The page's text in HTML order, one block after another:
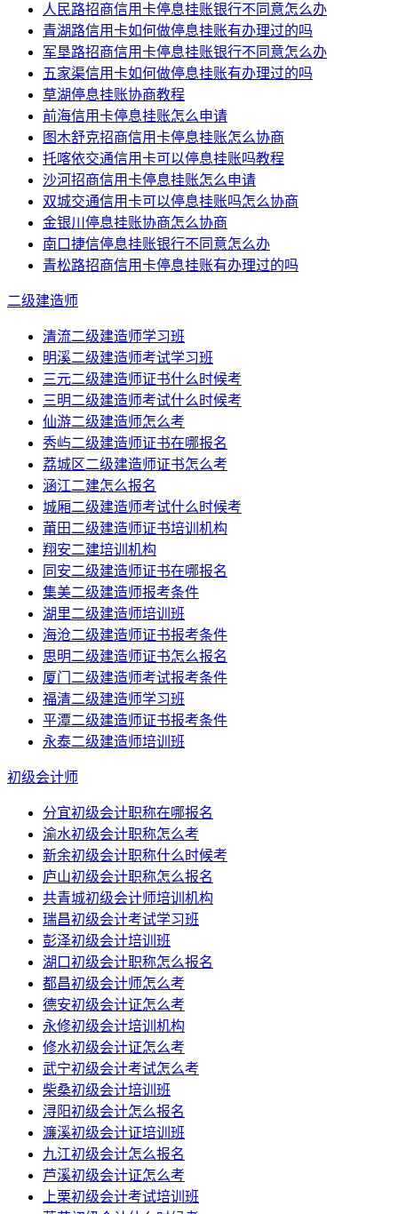
人民路招商信用卡停息挂账银行不同意怎么办
青湖路信用卡如何做停息挂账有办理过的吗
军垦路招商信用卡停息挂账银行不同意怎么办
五家渠信用卡如何做停息挂账有办理过的吗
草湖停息挂账协商教程
前海信用卡停息挂账怎么申请
图木舒克招商信用卡停息挂账怎么协商
托喀依交通信用卡可以停息挂账吗教程
沙河招商信用卡停息挂账怎么申请
双城交通信用卡可以停息挂账吗怎么协商
金银川停息挂账协商怎么协商
南口捷信停息挂账银行不同意怎么办
青松路招商信用卡停息挂账有办理过的吗
二级建造师
清流二级建造师学习班
明溪二级建造师考试学习班
三元二级建造师证书什么时候考
三明二级建造师考试什么时候考
仙游二级建造师怎么考
秀屿二级建造师证书在哪报名
荔城区二级建造师证书怎么考
涵江二建怎么报名
城厢二级建造师考试什么时候考
莆田二级建造师证书培训机构
翔安二建培训机构
同安二级建造师证书在哪报名
集美二级建造师报考条件
湖里二级建造师培训班
海沧二级建造师证书报考条件
思明二级建造师证书怎么报名
厦门二级建造师考试报考条件
福清二级建造师学习班
平潭二级建造师证书报考条件
永泰二级建造师培训班
初级会计师
分宜初级会计职称在哪报名
渝水初级会计职称怎么考
新余初级会计职称什么时候考
庐山初级会计职称怎么报名
共青城初级会计师培训机构
瑞昌初级会计考试学习班
彭泽初级会计培训班
湖口初级会计职称怎么报名
都昌初级会计师怎么考
德安初级会计证怎么考
永修初级会计培训机构
修水初级会计证怎么考
武宁初级会计考试怎么考
柴桑初级会计培训班
浔阳初级会计怎么报名
濂溪初级会计证培训班
九江初级会计怎么报名
芦溪初级会计证怎么考
上栗初级会计考试培训班